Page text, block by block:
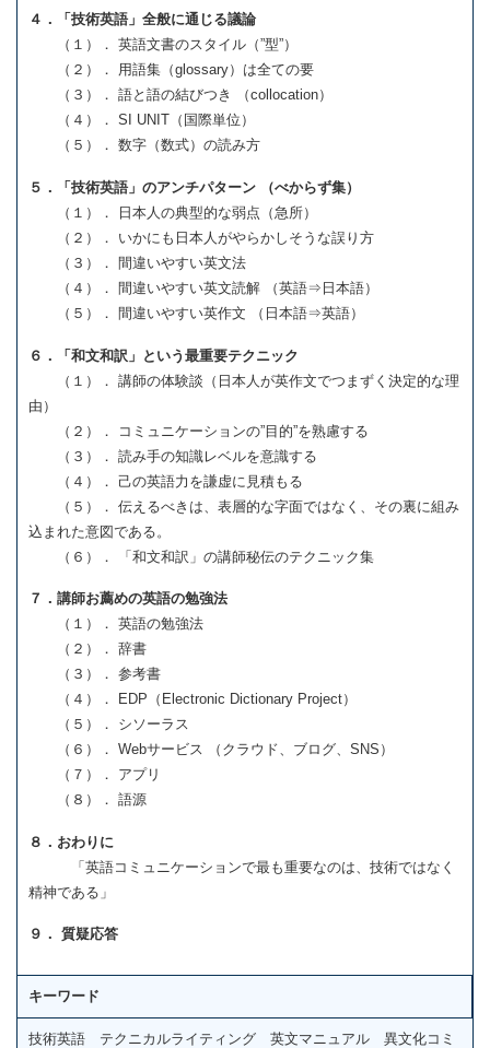
４．「技術英語」全般に通じる議論
（１）． 英語文書のスタイル（”型”）
（２）． 用語集（glossary）は全ての要
（３）． 語と語の結びつき （collocation）
（４）． SI UNIT（国際単位）
（５）． 数字（数式）の読み方
５．「技術英語」のアンチパターン （べからず集）
（１）． 日本人の典型的な弱点（急所）
（２）． いかにも日本人がやらかしそうな誤り方
（３）． 間違いやすい英文法
（４）． 間違いやすい英文読解 （英語⇒日本語）
（５）． 間違いやすい英作文 （日本語⇒英語）
６．「和文和訳」という最重要テクニック
（１）． 講師の体験談（日本人が英作文でつまずく決定的な理
由）
（２）． コミュニケーションの”目的”を熟慮する
（３）． 読み手の知識レベルを意識する
（４）． 己の英語力を謙虚に見積もる
（５）． 伝えるべきは、表層的な字面ではなく、その裏に組み
込まれた意図である。
（６）． 「和文和訳」の講師秘伝のテクニック集
７．講師お薦めの英語の勉強法
（１）． 英語の勉強法
（２）． 辞書
（３）． 参考書
（４）． EDP（Electronic Dictionary Project）
（５）． シソーラス
（６）． Webサービス （クラウド、ブログ、SNS）
（７）． アプリ
（８）． 語源
８．おわりに
「英語コミュニケーションで最も重要なのは、技術ではなく
精神である」
９． 質疑応答
キーワード
技術英語 テクニカルライティング 英文マニュアル 異文化コミ